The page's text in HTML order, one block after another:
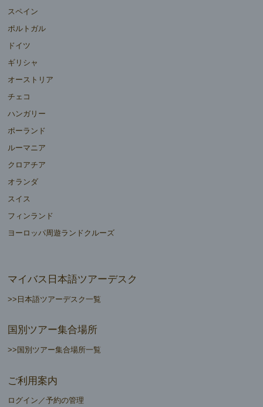
スペイン
ポルトガル
ドイツ
ギリシャ
オーストリア
チェコ
ハンガリー
ポーランド
ルーマニア
クロアチア
オランダ
スイス
フィンランド
ヨーロッパ周遊ランドクルーズ
マイバス日本語ツアーデスク
>>日本語ツアーデスク一覧
国別ツアー集合場所
>>国別ツアー集合場所一覧
ご利用案内
ログイン／予約の管理